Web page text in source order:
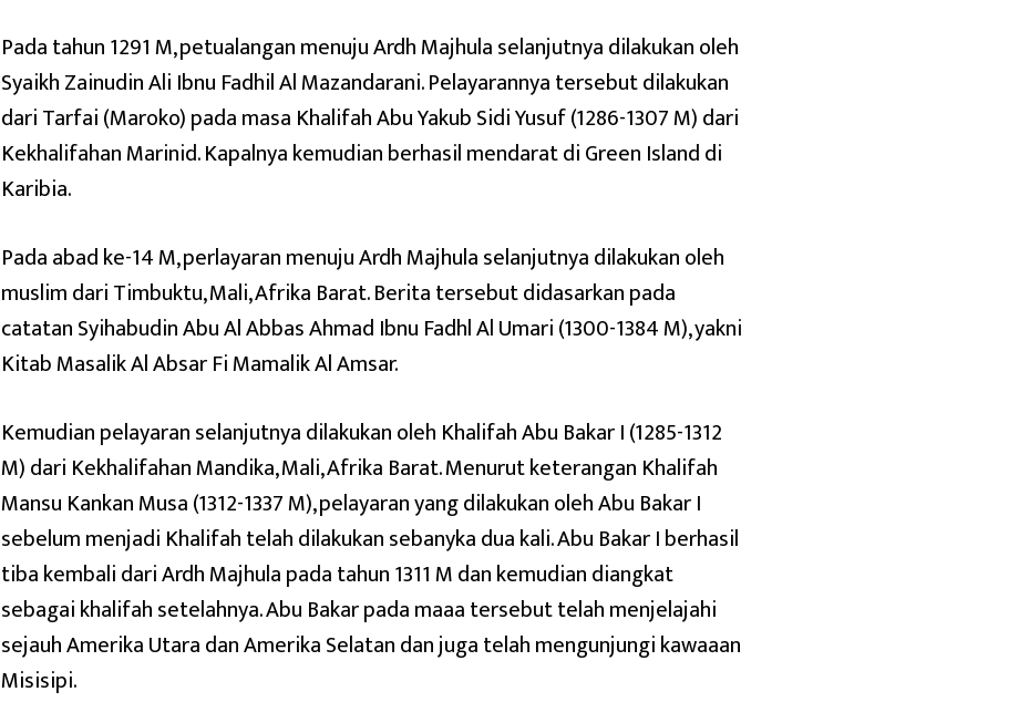
Pada tahun 1291 M, petualangan menuju Ardh Majhula selanjutnya dilakukan oleh
Syaikh Zainudin Ali Ibnu Fadhil Al Mazandarani. Pelayarannya tersebut dilakukan
dari Tarfai (Maroko) pada masa Khalifah Abu Yakub Sidi Yusuf (1286-1307 M) dari
Kekhalifahan Marinid. Kapalnya kemudian berhasil mendarat di Green Island di
Karibia.
Pada abad ke-14 M, perlayaran menuju Ardh Majhula selanjutnya dilakukan oleh
muslim dari Timbuktu, Mali, Afrika Barat. Berita tersebut didasarkan pada
catatan Syihabudin Abu Al Abbas Ahmad Ibnu Fadhl Al Umari (1300-1384 M), yakni
Kitab Masalik Al Absar Fi Mamalik Al Amsar.
Kemudian pelayaran selanjutnya dilakukan oleh Khalifah Abu Bakar I (1285-1312
M) dari Kekhalifahan Mandika, Mali, Afrika Barat. Menurut keterangan Khalifah
Mansu Kankan Musa (1312-1337 M), pelayaran yang dilakukan oleh Abu Bakar I
sebelum menjadi Khalifah telah dilakukan sebanyka dua kali. Abu Bakar I berhasil
tiba kembali dari Ardh Majhula pada tahun 1311 M dan kemudian diangkat
sebagai khalifah setelahnya. Abu Bakar pada maaa tersebut telah menjelajahi
sejauh Amerika Utara dan Amerika Selatan dan juga telah mengunjungi kawaaan
Misisipi.